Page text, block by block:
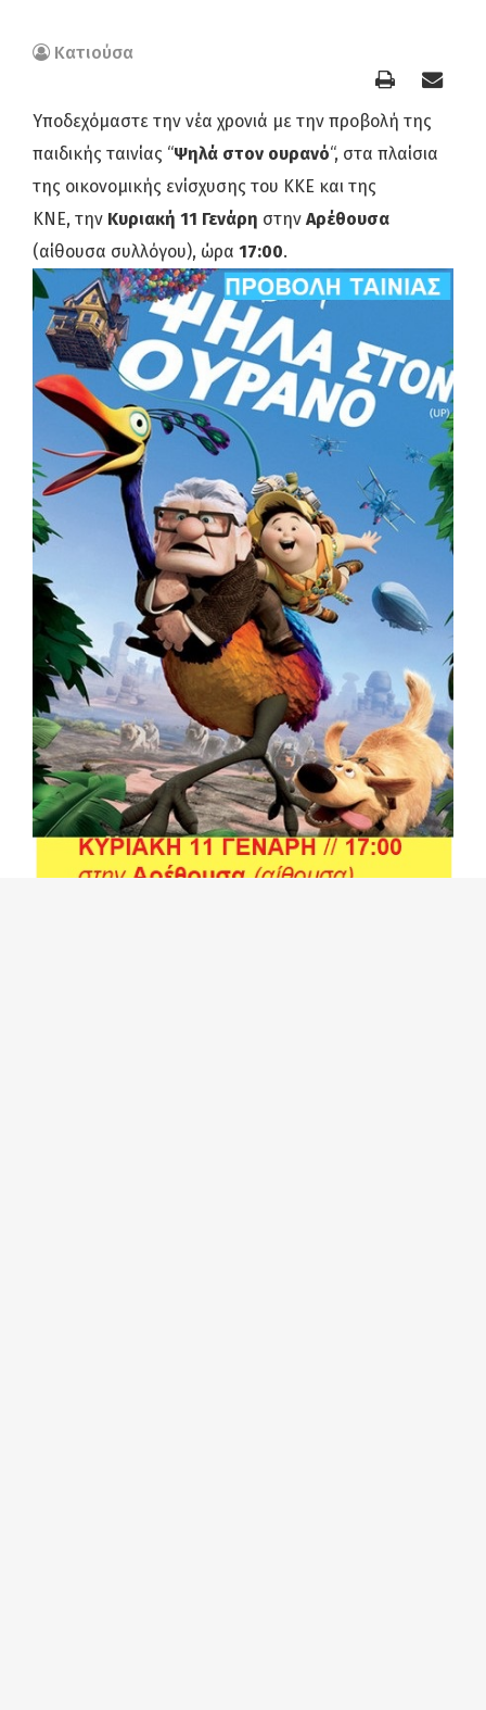
Κατιούσα
Υποδεχόμαστε την νέα χρονιά με την προβολή της
παιδικής ταινίας “Ψηλά στον ουρανό“, στα πλαίσια
της οικονομικής ενίσχυσης του ΚΚΕ και της
ΚΝΕ, την Κυριακή 11 Γενάρη στην Αρέθουσα
(αίθουσα συλλόγου), ώρα 17:00.